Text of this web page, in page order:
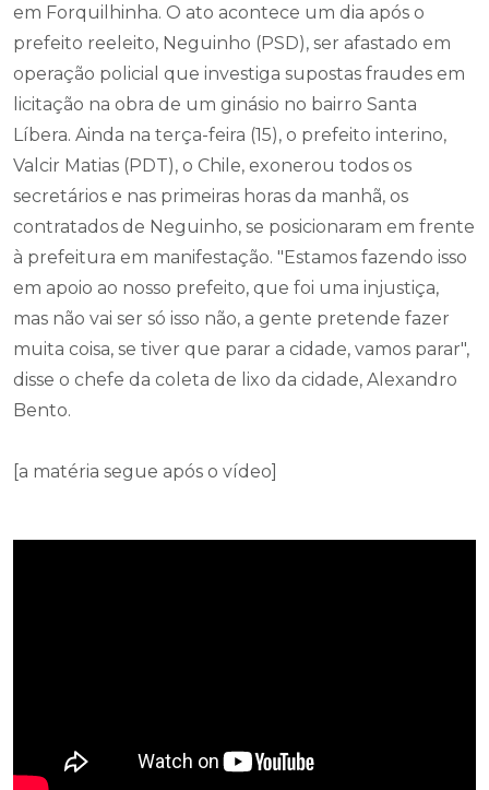
em Forquilhinha. O ato acontece um dia após o
prefeito reeleito, Neguinho (PSD), ser afastado em
operação policial que investiga supostas fraudes em
licitação na obra de um ginásio no bairro Santa
Líbera. Ainda na terça-feira (15), o prefeito interino,
Valcir Matias (PDT), o Chile, exonerou todos os
secretários e nas primeiras horas da manhã, os
contratados de Neguinho, se posicionaram em frente
à prefeitura em manifestação. "Estamos fazendo isso
em apoio ao nosso prefeito, que foi uma injustiça,
mas não vai ser só isso não, a gente pretende fazer
muita coisa, se tiver que parar a cidade, vamos parar",
disse o chefe da coleta de lixo da cidade, Alexandro
Bento.
[a matéria segue após o vídeo]